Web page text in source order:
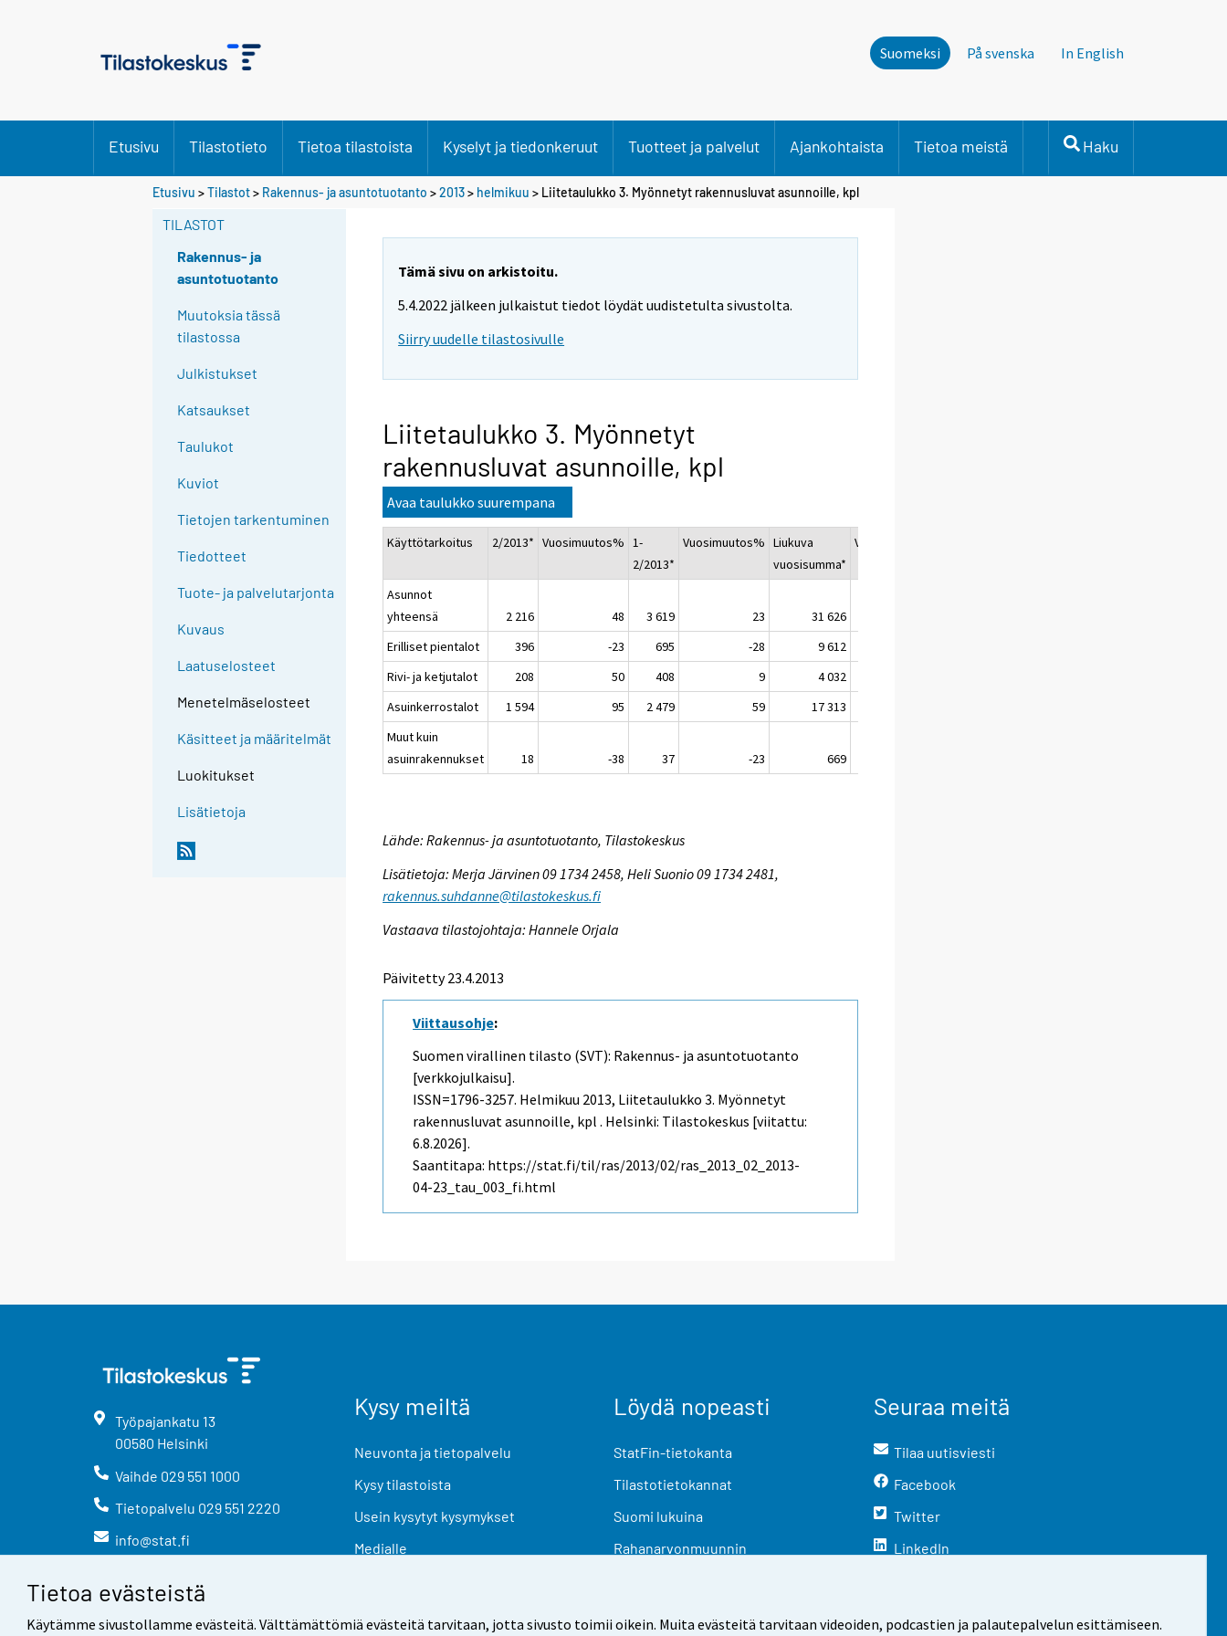
Tietoa evästeistä
Käytämme sivustollamme evästeitä. Välttämättömiä evästeitä tarvitaan, jotta sivusto toimii oikein. Muita evästeitä tarvitaan videoiden, podcastien ja palautepalvelun esittämiseen.
Suomeksi På svenska In English
Etusivu Tilastotieto Tietoa tilastoista Kyselyt ja tiedonkeruut Tuotteet ja palvelut Ajankohtaista Tietoa meistä Haku
Etusivu >Tilastot> Rakennus- ja asuntotuotanto >2013> helmikuu > Liitetaulukko 3. Myönnetyt rakennusluvat asunnoille, kpl
TILASTOT
Rakennus- ja
asuntotuotanto
Muutoksia tässä
tilastossa
Julkistukset
Katsaukset
Taulukot
Kuviot
Tietojen tarkentuminen
Tiedotteet
Tuote- ja palvelutarjonta
Kuvaus
Laatuselosteet
Menetelmäselosteet
Käsitteet ja määritelmät
Luokitukset
Lisätietoja
Tämä sivu on arkistoitu.
5.4.2022 jälkeen julkaistut tiedot löydät uudistetulta sivustolta.
Siirry uudelle tilastosivulle
Liitetaulukko 3. Myönnetyt
rakennusluvat asunnoille, kpl
Avaa taulukko suurempana
Käyttötarkoitus 2/2013* Vuosimuutos% 1-
2/2013*
Vuosimuutos% Liukuva
vuosisumma*
Vuosimuutos%
Asunnot
yhteensä
2 216 48 3 619 23 31 626
Erilliset pientalot
396 -23 695 -28 9 612
Rivi- ja ketjutalot
208 50 408 9 4 032
Asuinkerrostalot
1 594 95 2 479 59 17 313
Muut kuin
asuinrakennukset
18 -38 37 -23 669
Lähde: Rakennus- ja asuntotuotanto, Tilastokeskus
Lisätietoja: Merja Järvinen 09 1734 2458, Heli Suonio 09 1734 2481,
rakennus.suhdanne@tilastokeskus.fi
Vastaava tilastojohtaja: Hannele Orjala
Päivitetty 23.4.2013
Viittausohje:
Suomen virallinen tilasto (SVT): Rakennus- ja asuntotuotanto
[verkkojulkaisu].
ISSN=1796-3257. Helmikuu 2013, Liitetaulukko 3. Myönnetyt
rakennusluvat asunnoille, kpl . Helsinki: Tilastokeskus [viitattu:
6.8.2026].
Saantitapa: https://stat.fi/til/ras/2013/02/ras_2013_02_2013-
04-23_tau_003_fi.html
Työpajankatu 13
00580 Helsinki
Vaihde 029 551 1000
Tietopalvelu 029 551 2220
info@stat.fi
Kysy meiltä
Neuvonta ja tietopalvelu
Kysy tilastoista
Usein kysytyt kysymykset
Medialle
Löydä nopeasti
StatFin-tietokanta
Tilastotietokannat
Suomi lukuina
Rahanarvonmuunnin
Seuraa meitä
Tilaa uutisviesti
Facebook
Twitter
LinkedIn